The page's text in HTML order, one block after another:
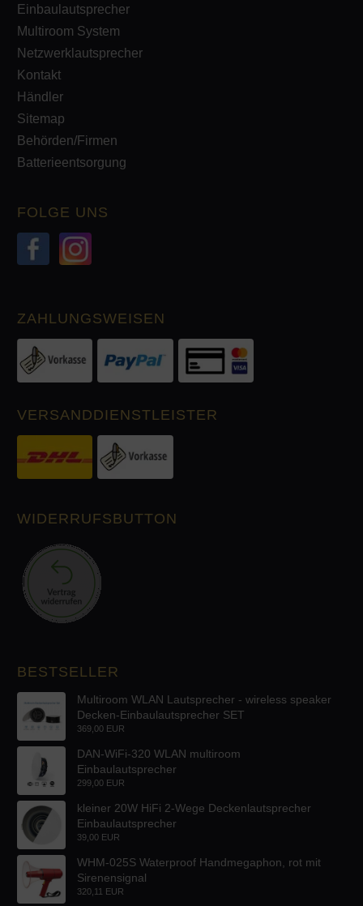
Einbaulautsprecher
Multiroom System
Netzwerklautsprecher
Kontakt
Händler
Sitemap
Behörden/Firmen
Batterieentsorgung
FOLGE UNS
ZAHLUNGSWEISEN
VERSANDDIENSTLEISTER
WIDERRUFSBUTTON
BESTSELLER
Multiroom WLAN Lautsprecher - wireless speaker
Decken-Einbaulautsprecher SET
369,00 EUR
DAN-WiFi-320 WLAN multiroom
Einbaulautsprecher
299,00 EUR
kleiner 20W HiFi 2-Wege Deckenlautsprecher
Einbaulautsprecher
39,00 EUR
WHM-025S Waterproof Handmegaphon, rot mit
Sirenensignal
320,11 EUR